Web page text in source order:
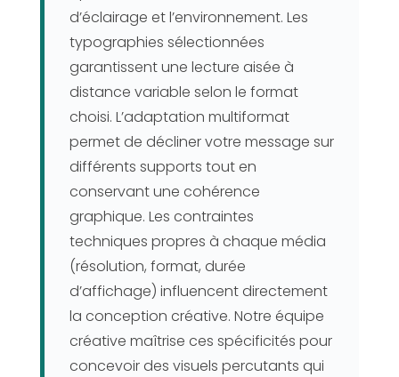
d’éclairage et l’environnement. Les
typographies sélectionnées
garantissent une lecture aisée à
distance variable selon le format
choisi. L’adaptation multiformat
permet de décliner votre message sur
différents supports tout en
conservant une cohérence
graphique. Les contraintes
techniques propres à chaque média
(résolution, format, durée
d’affichage) influencent directement
la conception créative. Notre équipe
créative maîtrise ces spécificités pour
concevoir des visuels percutants qui